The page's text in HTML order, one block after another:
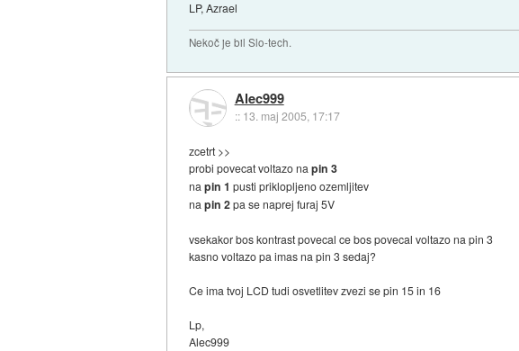
LP, Azrael
Nekoč je bil Slo-tech.
Alec999
:: 13. maj 2005, 17:17
zcetrt >>
probi povecat voltazo napin 3
napin 1 pusti priklopljeno ozemljitev
napin 2pa se naprej furaj 5V
vsekakor bos kontrast povecal ce bos povecal voltazo na pin 3
kasno voltazo pa imas na pin 3 sedaj?
Ce ima tvoj LCD tudi osvetlitev zvezi se pin 15 in 16
Lp,
Alec999